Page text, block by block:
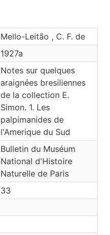
Mello-Leitão , C. F. de
1927a
Notes sur quelques
araignées bresiliennes
de la collection E.
Simon. 1. Les
palpimanides de
l'Amerique du Sud
Bulletin du Muséum
National d'Histoire
Naturelle de Paris
33